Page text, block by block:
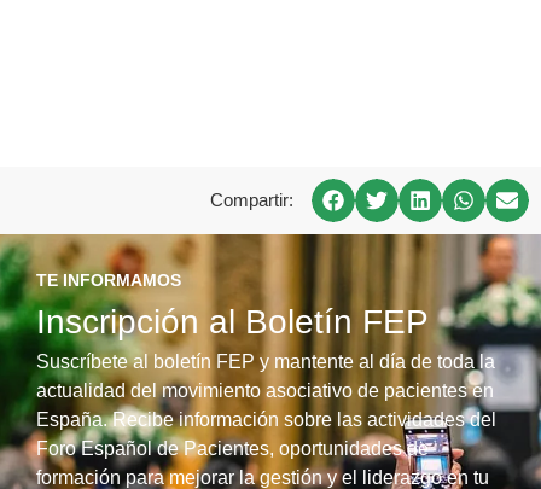
Compartir:
TE INFORMAMOS
Inscripción al Boletín FEP
Suscríbete al boletín FEP y mantente al día de toda la
actualidad del movimiento asociativo de pacientes en
España. Recibe información sobre las actividades del
Foro Español de Pacientes, oportunidades de
formación para mejorar la gestión y el liderazgo en tu